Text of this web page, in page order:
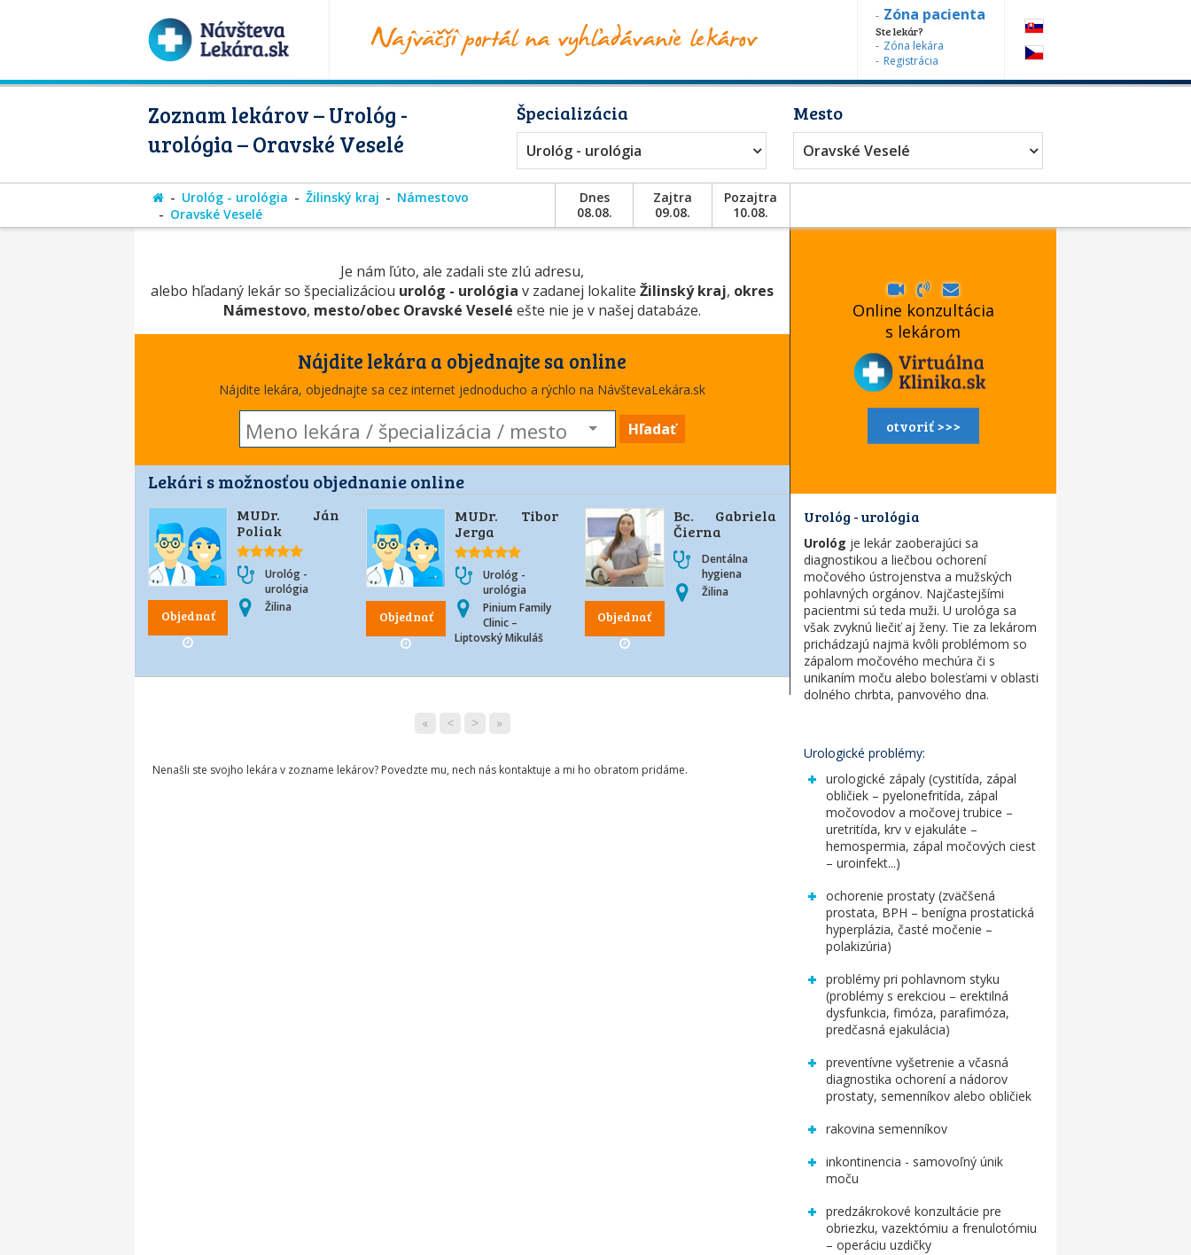
Zóna pacienta
Ste lekár?
Zóna lekára
Registrácia
Zoznam lekárov – Urológ -
urológia – Oravské Veselé
Špecializácia
Urológ - urológia
Mesto
Oravské Veselé
Urológ - urológia Žilinský kraj
Námestovo
Oravské Veselé
Dnes
08.08.
Zajtra
09.08.
Pozajtra
10.08.
Je nám ľúto, ale zadali ste zlú adresu,
alebo hľadaný lekár so špecializáciou urológ - urológia v zadanej lokalite Žilinský kraj, okres
Námestovo, mesto/obec Oravské Veselé ešte nie je v našej databáze.
Nájdite lekára a objednajte sa online
Nájdite lekára, objednajte sa cez internet jednoducho a rýchlo na NávštevaLekára.sk
Hľadať
Lekári s možnosťou objednanie online
Objednať
MUDr. Ján
Poliak
Urológ -
urológia
Žilina
Objednať
MUDr. Tibor
Jerga
Urológ -
urológia
Pinium Family
Clinic –
Liptovský Mikuláš
Objednať
Bc. Gabriela
Čierna
Dentálna
hygiena
Žilina
« < > »
Nenašli ste svojho lekára v zozname lekárov? Povedzte mu, nech nás kontaktuje a mi ho obratom pridáme.
Online konzultácia
s lekárom
otvoriť >>>
Urológ - urológia
Urológ je lekár zaoberajúci sa
diagnostikou a liečbou ochorení
močového ústrojenstva a mužských
pohlavných orgánov. Najčastejšími
pacientmi sú teda muži. U urológa sa
však zvyknú liečiť aj ženy. Tie za lekárom
prichádzajú najmä kvôli problémom so
zápalom močového mechúra či s
unikaním moču alebo bolesťami v oblasti
dolného chrbta, panvového dna.
Urologické problémy:
urologické zápaly (cystitída, zápal
obličiek – pyelonefritída, zápal
močovodov a močovej trubice –
uretritída, krv v ejakuláte –
hemospermia, zápal močových ciest
– uroinfekt...)
ochorenie prostaty (zväčšená
prostata, BPH – benígna prostatická
hyperplázia, časté močenie –
polakizúria)
problémy pri pohlavnom styku
(problémy s erekciou – erektilná
dysfunkcia, fimóza, parafimóza,
predčasná ejakulácia)
preventívne vyšetrenie a včasná
diagnostika ochorení a nádorov
prostaty, semenníkov alebo obličiek
rakovina semenníkov
inkontinencia - samovoľný únik
moču
predzákrokové konzultácie pre
obriezku, vazektómiu a frenulotómiu
– operáciu uzdičky